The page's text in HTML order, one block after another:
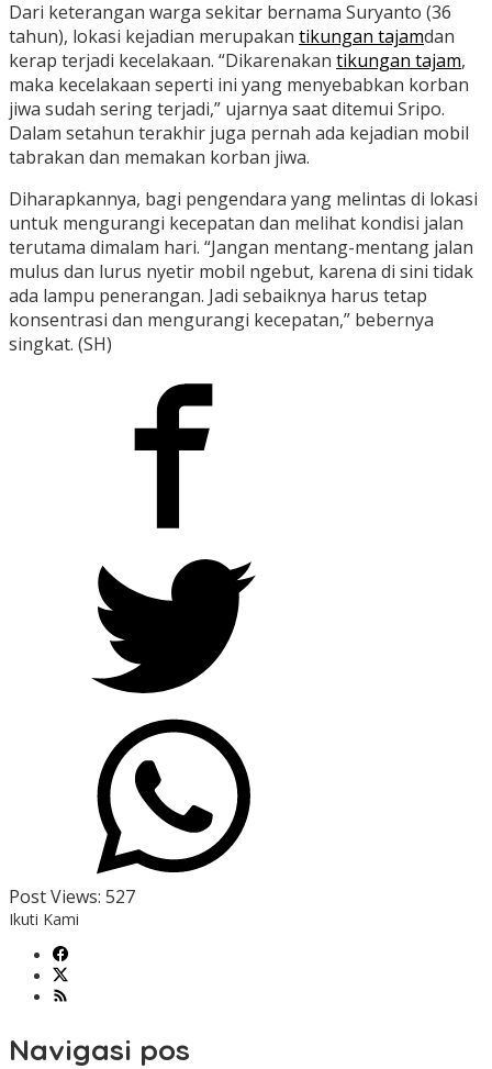
Dari keterangan warga sekitar bernama Suryanto (36
tahun), lokasi kejadian merupakan tikungan tajamdan
kerap terjadi kecelakaan. “Dikarenakan tikungan tajam,
maka kecelakaan seperti ini yang menyebabkan korban
jiwa sudah sering terjadi,” ujarnya saat ditemui Sripo.
Dalam setahun terakhir juga pernah ada kejadian mobil
tabrakan dan memakan korban jiwa.
Diharapkannya, bagi pengendara yang melintas di lokasi
untuk mengurangi kecepatan dan melihat kondisi jalan
terutama dimalam hari. “Jangan mentang-mentang jalan
mulus dan lurus nyetir mobil ngebut, karena di sini tidak
ada lampu penerangan. Jadi sebaiknya harus tetap
konsentrasi dan mengurangi kecepatan,” bebernya
singkat. (SH)
Post Views: 527
Ikuti Kami
Navigasi pos